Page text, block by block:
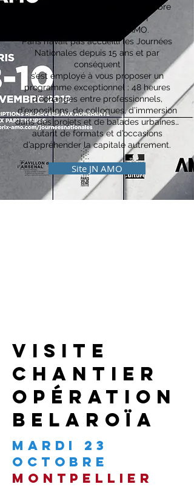
caractère particulier puisqu’il célèbre
les 35 ans de l’association
et la remise des Prix AMO.
Paris n’avait pas accueilli les Journées
Nationales depuis 15 ans et par
conséquent
s’est employé à vous proposer un
programme exceptionnel : 48 heures
d’échanges entre professionnels,
d’expositions, de colloques, d’immersion
dans des projets et de balades urbaines…
autant de formats et d’occasions
d’appréhender la capitale autrement.
Site JN AMO
visite
chantier
opération
belaroïa
mardi 23
octobre
montpellier